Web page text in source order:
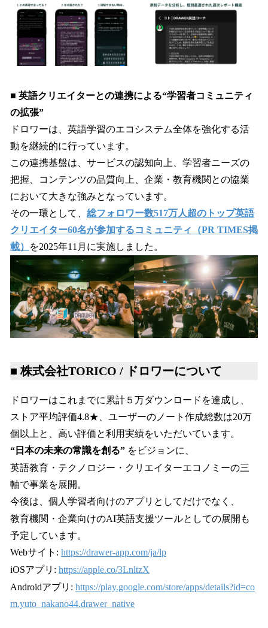
■ 英語クリエイターとの連携による“学習者コミュニティ
の拡張”
ドロワーは、英語学習のエコシステム全体を強化する活
動を継続的に行っています。
この連携基盤は、サービスの認知向上、学習者ニーズの
把握、コンテンツの品質向上、企業・教育機関との協業
において大きな強みとなっています。
その一環として、 総フォロワー数517万人超のトップ英語
クリエイター60名が参加するコミュニティ（PR TIMES掲
載）
を2025年11月に実施しました。
■ 株式会社TORICO / ドロワーについて
ドロワーはこれまでに累計５万ダウンロードを達成し、
ストア平均評価4.8★、ユーザーのノート作成総数は20万
個以上と、高い評価と利用実績をいただいています。
“日本の未来の常識を創る” をビジョンに、
英語教育・テクノロジー・クリエイターエコノミーの三
軸で事業を展開。
今後は、個人学習者向けのアプリとしてだけでなく、
教育機関・企業向けのAI英語支援ツールとしての展開も
予定しています。
Webサイト: https://drawer-app.com/ja/lp
iOSアプリ: https://apple.co/3LnltzX
Androidアプリ: https://play.google.com/store/apps/details?id=co
m.yuto_nakano44.drawer_native